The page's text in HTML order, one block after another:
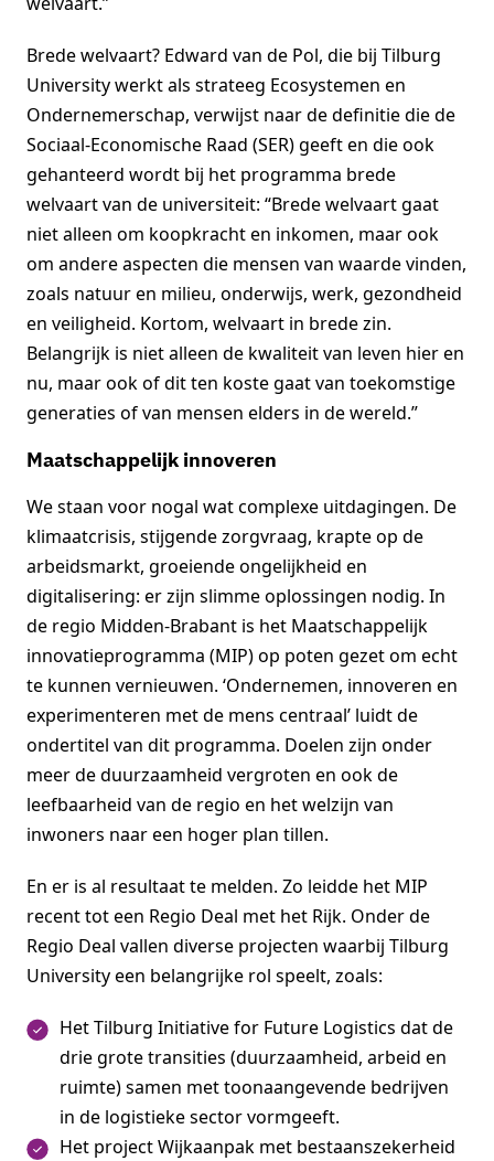
Brede welvaart? Edward van de Pol, die bij Tilburg
University werkt als strateeg Ecosystemen en
Ondernemerschap, verwijst naar de definitie die de
Sociaal-Economische Raad (SER) geeft en die ook
gehanteerd wordt bij het programma brede
welvaart van de universiteit: “Brede welvaart gaat
niet alleen om koopkracht en inkomen, maar ook
om andere aspecten die mensen van waarde vinden,
zoals natuur en milieu, onderwijs, werk, gezondheid
en veiligheid. Kortom, welvaart in brede zin.
Belangrijk is niet alleen de kwaliteit van leven hier en
nu, maar ook of dit ten koste gaat van toekomstige
generaties of van mensen elders in de wereld.”
Maatschappelijk innoveren
We staan voor nogal wat complexe uitdagingen. De
klimaatcrisis, stijgende zorgvraag, krapte op de
arbeidsmarkt, groeiende ongelijkheid en
digitalisering: er zijn slimme oplossingen nodig. In
de regio Midden-Brabant is het Maatschappelijk
innovatieprogramma (MIP) op poten gezet om echt
te kunnen vernieuwen. ‘Ondernemen, innoveren en
experimenteren met de mens centraal’ luidt de
ondertitel van dit programma. Doelen zijn onder
meer de duurzaamheid vergroten en ook de
leefbaarheid van de regio en het welzijn van
inwoners naar een hoger plan tillen.
En er is al resultaat te melden. Zo leidde het MIP
recent tot een Regio Deal met het Rijk. Onder de
Regio Deal vallen diverse projecten waarbij Tilburg
University een belangrijke rol speelt, zoals:
Het Tilburg Initiative for Future Logistics dat de
drie grote transities (duurzaamheid, arbeid en
ruimte) samen met toonaangevende bedrijven
in de logistieke sector vormgeeft.
Het project Wijkaanpak met bestaanszekerheid